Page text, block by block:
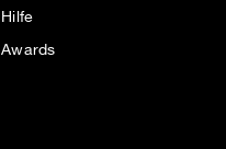
Hilfe
Awards